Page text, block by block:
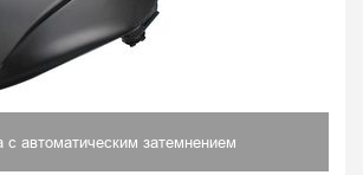
автоматическим затемнением